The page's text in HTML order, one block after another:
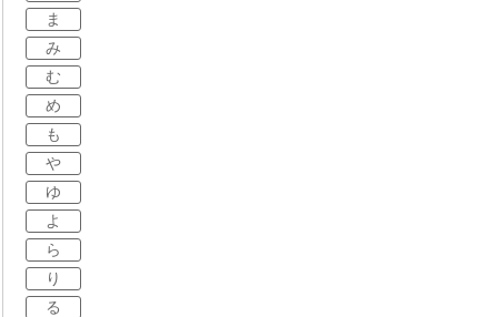
ま
み
む
め
も
や
ゆ
よ
ら
り
る